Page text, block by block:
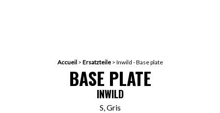
Accueil> Ersatzteile> Inwild - Base plate
BASE PLATE
INWILD
S, Gris